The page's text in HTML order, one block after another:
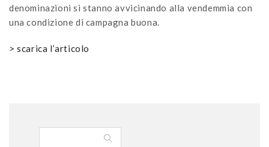
denominazioni si stanno avvicinando alla vendemmia con
una condizione di campagna buona.
> scarica l’articolo